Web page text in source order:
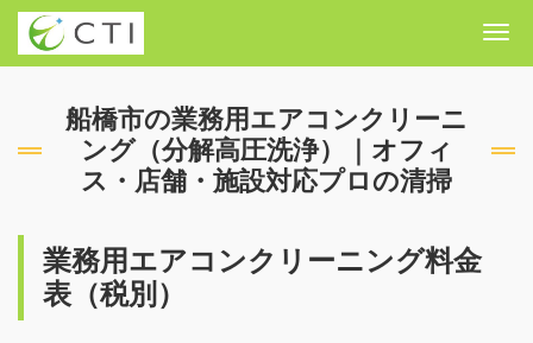
船橋市の業務用エアコンクリーニ
ング（分解高圧洗浄）｜オフィ
ス・店舗・施設対応プロの清掃
業務用エアコンクリーニング料金
表（税別）